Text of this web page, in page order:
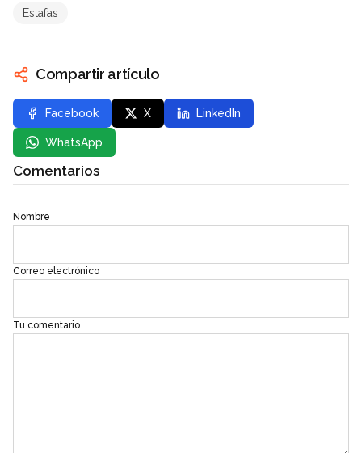
Estafas
Compartir artículo
Facebook X LinkedIn
WhatsApp
Comentarios
Nombre
Correo electrónico
Tu comentario